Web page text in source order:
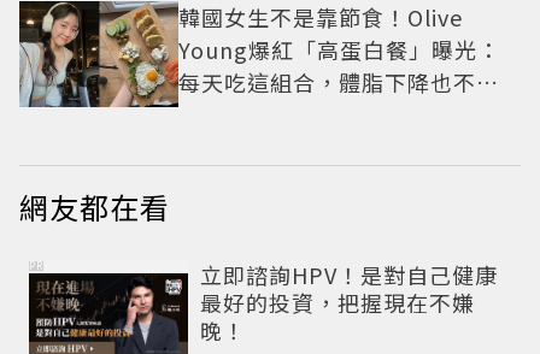
韓國女生不是靠節食！Olive
Young爆紅「高蛋白餐」曝光：
每天吃這組合，體脂下降也不怕
網友都在看
立即諮詢HPV！是對自己健康
最好的投資，把握現在不嫌
晚！
PR